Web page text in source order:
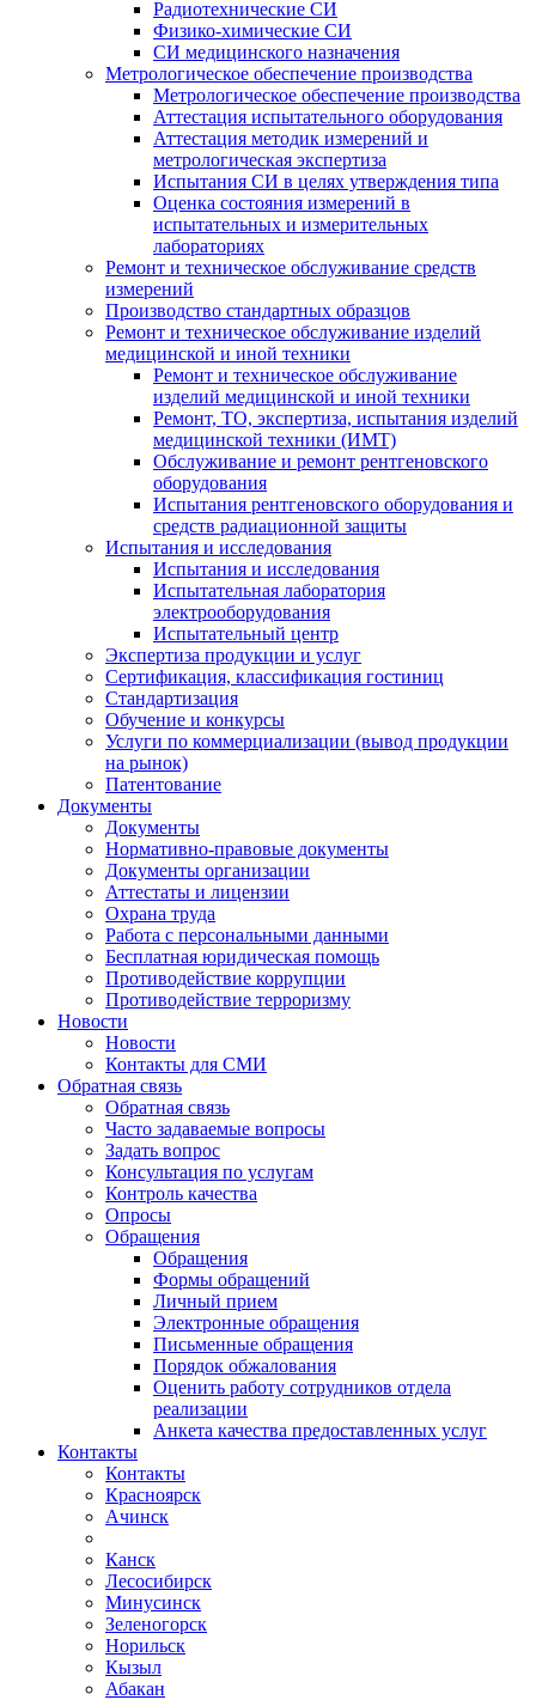
Радиотехнические СИ
Физико-химические СИ
СИ медицинского назначения
Метрологическое обеспечение производства
Метрологическое обеспечение производства
Аттестация испытательного оборудования
Аттестация методик измерений и
метрологическая экспертиза
Испытания СИ в целях утверждения типа
Оценка состояния измерений в
испытательных и измерительных
лабораториях
Ремонт и техническое обслуживание средств
измерений
Производство стандартных образцов
Ремонт и техническое обслуживание изделий
медицинской и иной техники
Ремонт и техническое обслуживание
изделий медицинской и иной техники
Ремонт, ТО, экспертиза, испытания изделий
медицинской техники (ИМТ)
Обслуживание и ремонт рентгеновского
оборудования
Испытания рентгеновского оборудования и
средств радиационной защиты
Испытания и исследования
Испытания и исследования
Испытательная лаборатория
электрооборудования
Испытательный центр
Экспертиза продукции и услуг
Сертификация, классификация гостиниц
Стандартизация
Обучение и конкурсы
Услуги по коммерциализации (вывод продукции
на рынок)
Патентование
Документы
Документы
Нормативно-правовые документы
Документы организации
Аттестаты и лицензии
Охрана труда
Работа с персональными данными
Бесплатная юридическая помощь
Противодействие коррупции
Противодействие терроризму
Новости
Новости
Контакты для СМИ
Обратная связь
Обратная связь
Часто задаваемые вопросы
Задать вопрос
Консультация по услугам
Контроль качества
Опросы
Обращения
Обращения
Формы обращений
Личный прием
Электронные обращения
Письменные обращения
Порядок обжалования
Оценить работу сотрудников отдела
реализации
Анкета качества предоставленных услуг
Контакты
Контакты
Красноярск
Ачинск
Канск
Лесосибирск
Минусинск
Зеленогорск
Норильск
Кызыл
Абакан